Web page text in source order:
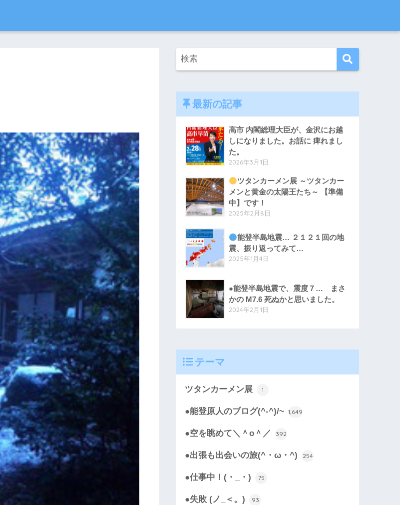
最新の記事
高市 内閣総理大臣が、金沢にお越
しになりました。お話に 痺れまし
た。
2026年3月1日
ツタンカーメン展 ～ツタンカー
メンと黄金の太陽王たち～ 【準備
中】です！
2025年2月8日
能登半島地震… ２１２１回の地
震、振り返ってみて…
2025年1月4日
●能登半島地震で、震度７… まさ
かの M7.6 死ぬかと思いました。
2024年2月1日
テーマ
ツタンカーメン展 1
●能登原人のブログ(^-^)/~ 1,649
●空を眺めて＼＾o＾／ 392
●出張も出会いの旅(^・ω・^) 254
●仕事中！(・_・) 75
●失敗 (ノ_＜。) 93